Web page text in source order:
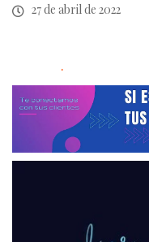
27 de abril de 2022
.